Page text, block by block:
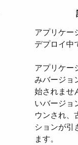
アプリケー
デプロイ中
アプリケー
みバージョ
始されませ
いバージョ
ウンされ、
ションが引
ます。